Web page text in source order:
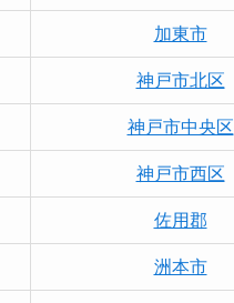
加東市
神戸市北区
神戸市中央区
神戸市西区
佐用郡
洲本市